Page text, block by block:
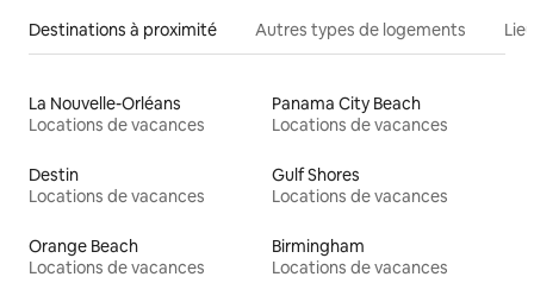
Destinations à proximité Autres types de logements
La Nouvelle-Orléans
Locations de vacances
Panama City Beach
Locations de vacances
Destin
Locations de vacances
Gulf Shores
Locations de vacances
Orange Beach
Locations de vacances
Birmingham
Locations de vacances